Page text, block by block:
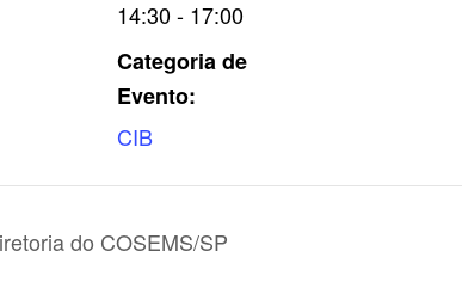
14:30 - 17:00
Categoria de
Evento:
CIB
do COSEMS/SP